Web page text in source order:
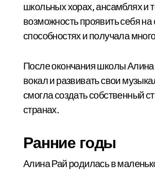
школьных хорах, ансамблях и
возможность проявить себя
способностях и получала
После окончания школы
вокал и развивать свои
смогла создать собственный
странах.
Ранние годы
Алина Рай родилась в